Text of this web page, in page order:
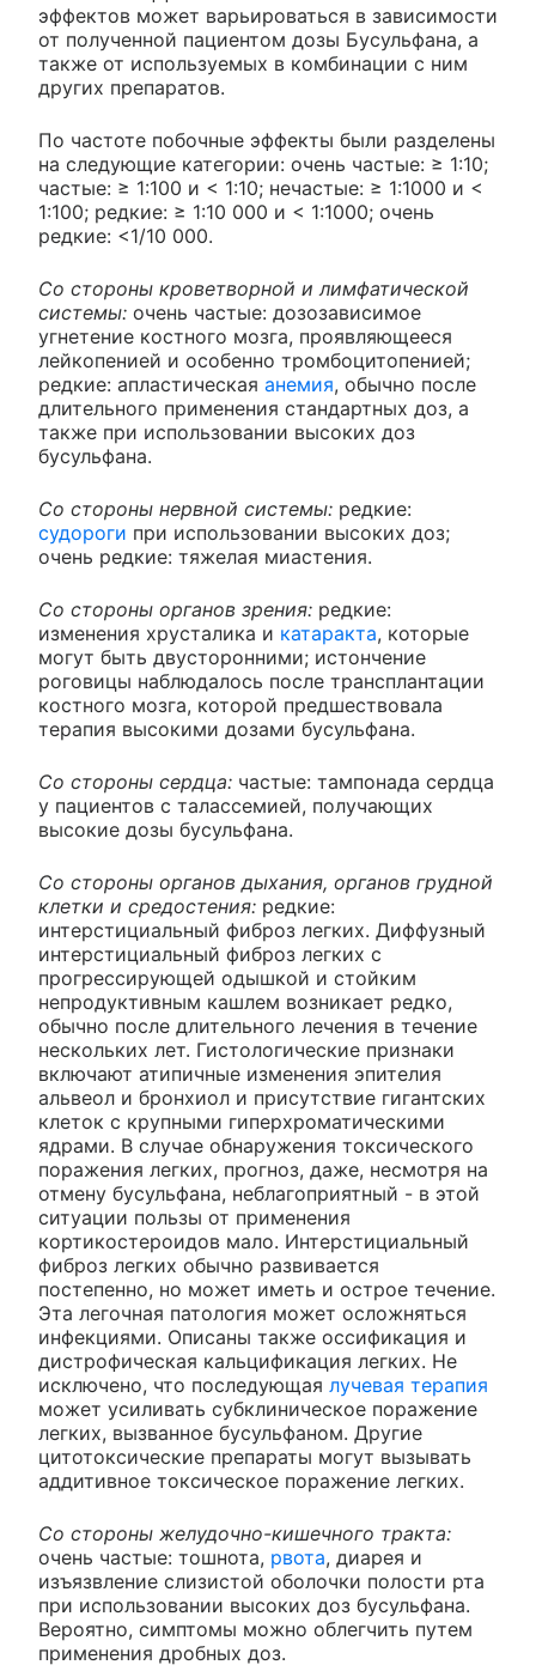
эффектов может варьироваться в зависимости
от полученной пациентом дозы Бусульфана, а
также от используемых в комбинации с ним
других препаратов.
По частоте побочные эффекты были разделены
на следующие категории: очень частые: ≥ 1:10;
частые: ≥ 1:100 и < 1:10; нечастые: ≥ 1:1000 и <
1:100; редкие: ≥ 1:10 000 и < 1:1000; очень
редкие: <1/10 000.
Со стороны кроветворной и лимфатической
системы: очень частые: дозозависимое
угнетение костного мозга, проявляющееся
лейкопенией и особенно тромбоцитопенией;
редкие: апластическая анемия, обычно после
длительного применения стандартных доз, а
также при использовании высоких доз
бусульфана.
Со стороны нервной системы: редкие:
судороги при использовании высоких доз;
очень редкие: тяжелая миастения.
Со стороны органов зрения: редкие:
изменения хрусталика и катаракта, которые
могут быть двусторонними; истончение
роговицы наблюдалось после трансплантации
костного мозга, которой предшествовала
терапия высокими дозами бусульфана.
Со стороны сердца: частые: тампонада сердца
у пациентов с талассемией, получающих
высокие дозы бусульфана.
Со стороны органов дыхания, органов грудной
клетки и средостения: редкие:
интерстициальный фиброз легких. Диффузный
интерстициальный фиброз легких с
прогрессирующей одышкой и стойким
непродуктивным кашлем возникает редко,
обычно после длительного лечения в течение
нескольких лет. Гистологические признаки
включают атипичные изменения эпителия
альвеол и бронхиол и присутствие гигантских
клеток с крупными гиперхроматическими
ядрами. В случае обнаружения токсического
поражения легких, прогноз, даже, несмотря на
отмену бусульфана, неблагоприятный - в этой
ситуации пользы от применения
кортикостероидов мало. Интерстициальный
фиброз легких обычно развивается
постепенно, но может иметь и острое течение.
Эта легочная патология может осложняться
инфекциями. Описаны также оссификация и
дистрофическая кальцификация легких. Не
исключено, что последующая лучевая терапия
может усиливать субклиническое поражение
легких, вызванное бусульфаном. Другие
цитотоксические препараты могут вызывать
аддитивное токсическое поражение легких.
Со стороны желудочно-кишечного тракта:
очень частые: тошнота, рвота, диарея и
изъязвление слизистой оболочки полости рта
при использовании высоких доз бусульфана.
Вероятно, симптомы можно облегчить путем
применения дробных доз.